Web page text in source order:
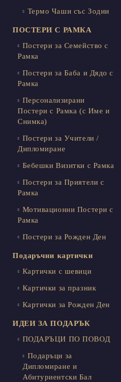
Термо Чаши със Зодии
ПОСТЕРИ С РАМКА
Постери за Семейство с
Рамка
Постери за Баба и Дядо с
Рамка
Персонализирани
Постери с Рамка (с Име и
Снимка)
Постери за Учители /
Дипломиране
Бебешки Визитки с Рамка
Постери за Приятели с
Рамка
Мотивационни Постери с
Рамка
Постери за Рожден Ден
Подаръчни картички
Картички с шевици
Картички за празник
Картички за Рожден Ден
ИДЕИ ЗА ПОДАРЪК
ПОДАРЪЦИ ПО ПОВОД
Подаръци за
Дипломиране и
Абитуриентски Бал